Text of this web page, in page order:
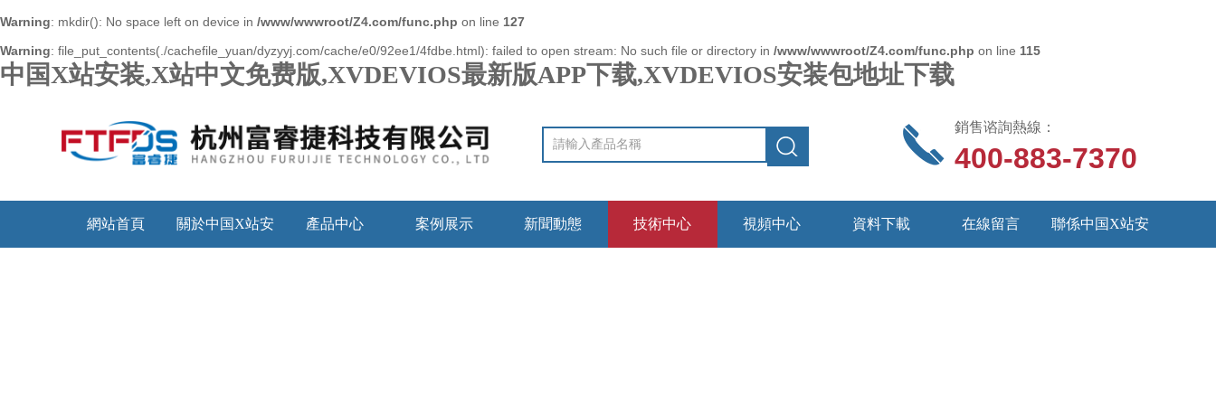
Warning: mkdir(): No space left on device in /www/wwwroot/Z4.com/func.php on line 127
Warning: file_put_contents(./cachefile_yuan/dyzyyj.com/cache/e0/92ee1/4fdbe.html): failed to open stream: No such file or directory in /www/wwwroot/Z4.com/func.php on line 115
中国X站安装,X站中文免费版,XVDEVIOS最新版APP下载,XVDEVIOS安装包地址下载
銷售谘詢熱線：
400-883-7370
網站首頁 關於中国X站安 產品中心 案例展示 新聞動態 技術中心 視頻中心 資料下載 在線留言 聯係中国X站安